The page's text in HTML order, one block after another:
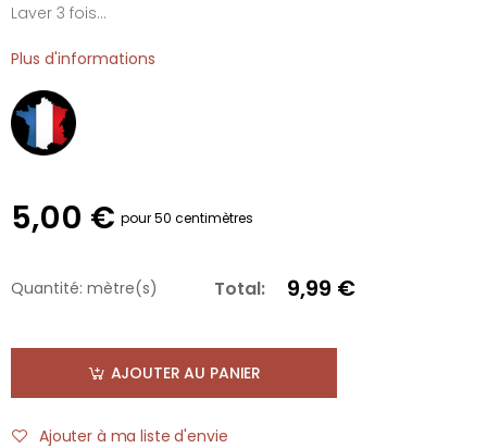
Laver 3 fois...
Plus d'informations
5,00 € pour 50 centimètres
Quantité: mètre(s) Total: 9,99 €
AJOUTER AU PANIER
Ajouter à ma liste d'envie